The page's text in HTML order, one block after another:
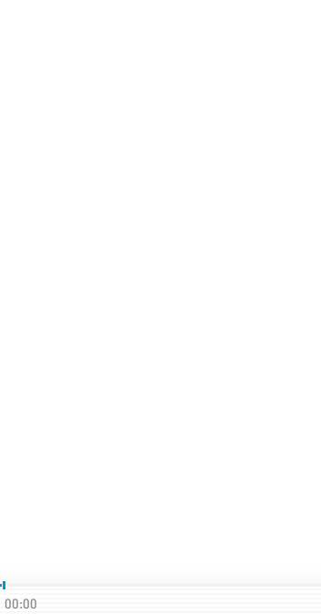
00:00